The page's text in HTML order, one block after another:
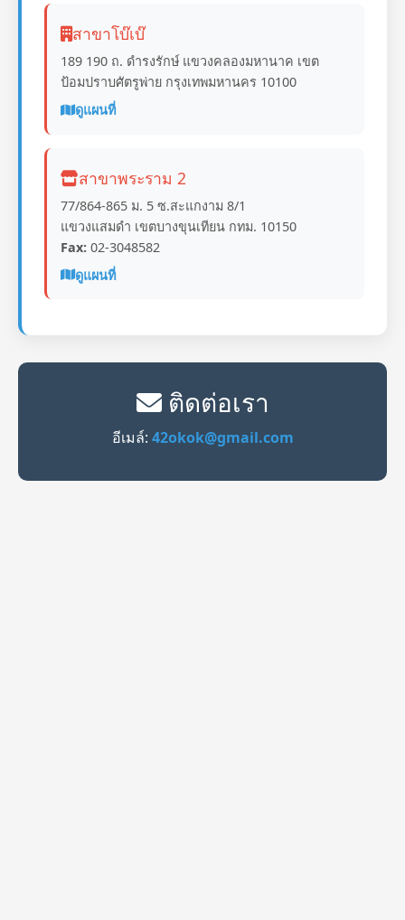
สาขาโบ๊เบ๊
189 190 ถ. ดำรงรักษ์ แขวงคลองมหานาค เขต
ป้อมปราบศัตรูพ่าย กรุงเทพมหานคร 10100
ดูแผนที่
สาขาพระราม 2
77/864-865 ม. 5 ซ.สะแกงาม 8/1
แขวงแสมดำ เขตบางขุนเทียน กทม. 10150
Fax: 02-3048582
ดูแผนที่
ติดต่อเรา
อีเมล์: 42okok@gmail.com